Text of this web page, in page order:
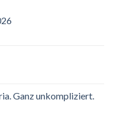
Ganz unkompliziert.